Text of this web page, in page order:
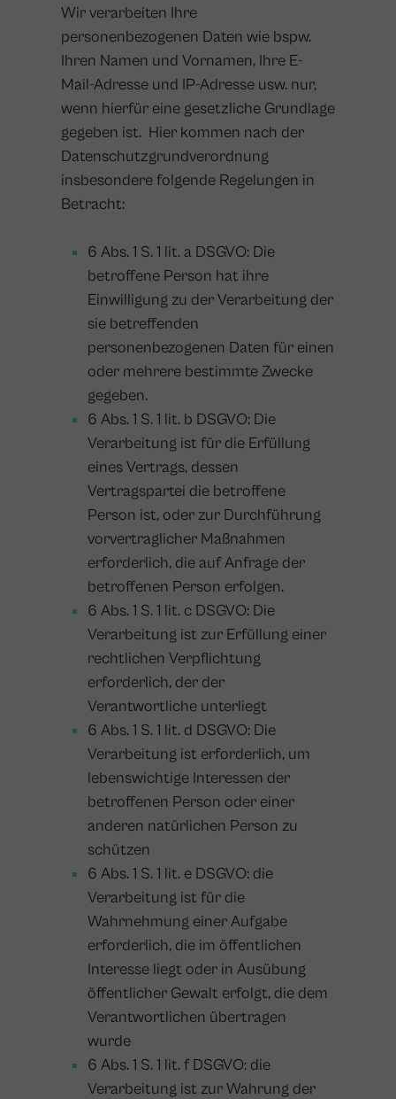
Wir verarbeiten Ihre
personenbezogenen Daten wie bspw.
Ihren Namen und Vornamen, Ihre E-
Mail-Adresse und IP-Adresse usw. nur,
wenn hierfür eine gesetzliche Grundlage
gegeben ist. Hier kommen nach der
Datenschutzgrundverordnung
insbesondere folgende Regelungen in
Betracht:
6 Abs. 1 S. 1 lit. a DSGVO: Die
betroffene Person hat ihre
Einwilligung zu der Verarbeitung der
sie betreffenden
personenbezogenen Daten für einen
oder mehrere bestimmte Zwecke
gegeben.
6 Abs. 1 S. 1 lit. b DSGVO: Die
Verarbeitung ist für die Erfüllung
eines Vertrags, dessen
Vertragspartei die betroffene
Person ist, oder zur Durchführung
vorvertraglicher Maßnahmen
erforderlich, die auf Anfrage der
betroffenen Person erfolgen.
6 Abs. 1 S. 1 lit. c DSGVO: Die
Verarbeitung ist zur Erfüllung einer
rechtlichen Verpflichtung
erforderlich, der der
Verantwortliche unterliegt
6 Abs. 1 S. 1 lit. d DSGVO: Die
Verarbeitung ist erforderlich, um
lebenswichtige Interessen der
betroffenen Person oder einer
anderen natürlichen Person zu
schützen
6 Abs. 1 S. 1 lit. e DSGVO: die
Verarbeitung ist für die
Wahrnehmung einer Aufgabe
erforderlich, die im öffentlichen
Interesse liegt oder in Ausübung
öffentlicher Gewalt erfolgt, die dem
Verantwortlichen übertragen
wurde
6 Abs. 1 S. 1 lit. f DSGVO: die
Verarbeitung ist zur Wahrung der